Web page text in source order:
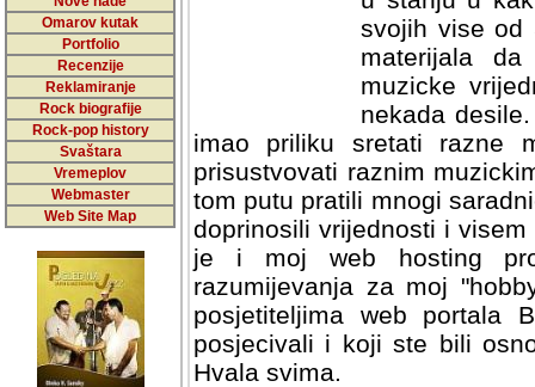
Omarov kutak
Portfolio
Recenzije
Reklamiranje
Rock biografije
Rock-pop history
Svaštara
Vremeplov
Webmaster
Web Site Map
svojih vise od
materijala
muzicke
nekada
imao priliku sretati razne
prisustvovati raznim
tom putu pratili mnogi
doprinosili vrijednosti i
je i moj web hosting
razumijevanja za moj
posjetiteljima web portala
posjecivali i koji ste bili
Hvala svima.